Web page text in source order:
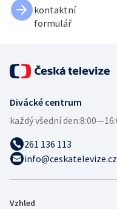
kontaktní
formulář
Divácké centrum
každý všední den:
261 136 113
info@ceskatelevize.cz
Vzhled